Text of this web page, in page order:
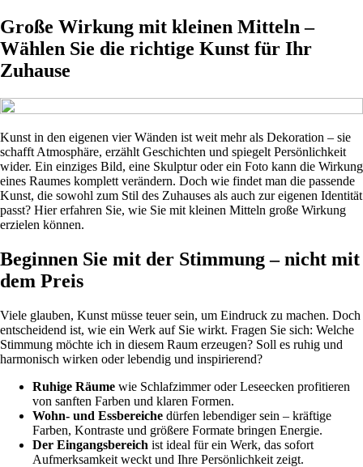
Große Wirkung mit kleinen Mitteln –
Wählen Sie die richtige Kunst für Ihr
Zuhause
Kunst in den eigenen vier Wänden ist weit mehr als Dekoration – sie
schafft Atmosphäre, erzählt Geschichten und spiegelt Persönlichkeit
wider. Ein einziges Bild, eine Skulptur oder ein Foto kann die Wirkung
eines Raumes komplett verändern. Doch wie findet man die passende
Kunst, die sowohl zum Stil des Zuhauses als auch zur eigenen Identität
passt? Hier erfahren Sie, wie Sie mit kleinen Mitteln große Wirkung
erzielen können.
Beginnen Sie mit der Stimmung – nicht mit
dem Preis
Viele glauben, Kunst müsse teuer sein, um Eindruck zu machen. Doch
entscheidend ist, wie ein Werk auf Sie wirkt. Fragen Sie sich: Welche
Stimmung möchte ich in diesem Raum erzeugen? Soll es ruhig und
harmonisch wirken oder lebendig und inspirierend?
Ruhige Räume wie Schlafzimmer oder Leseecken profitieren
von sanften Farben und klaren Formen.
Wohn- und Essbereiche dürfen lebendiger sein – kräftige
Farben, Kontraste und größere Formate bringen Energie.
Der Eingangsbereich ist ideal für ein Werk, das sofort
Aufmerksamkeit weckt und Ihre Persönlichkeit zeigt.